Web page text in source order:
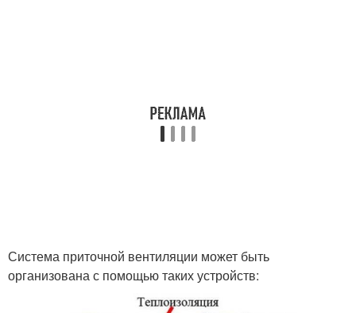
Система приточной вентиляции может быть
организована с помощью таких устройств: